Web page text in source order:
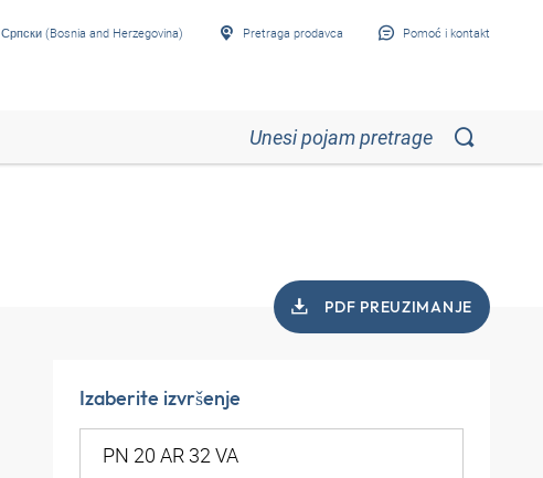
Српски (Bosnia and Herzegovina) Pretraga prodavca Pomoć i kontakt
PDF PREUZIMANJE
Izaberite izvršenje